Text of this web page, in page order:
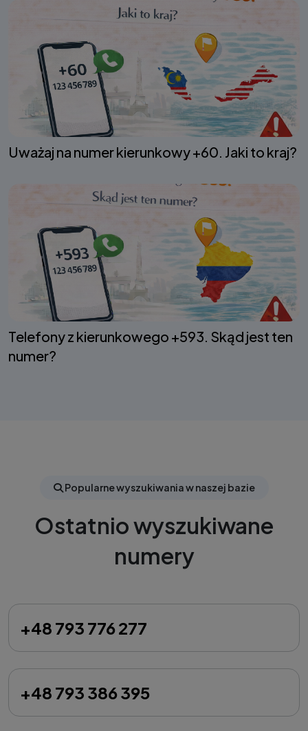
Uważaj na numer kierunkowy +60. Jaki to kraj?
Telefony z kierunkowego +593. Skąd jest ten
numer?
Popularne wyszukiwania w naszej bazie
Ostatnio wyszukiwane
numery
+48 793 776 277
+48 793 386 395